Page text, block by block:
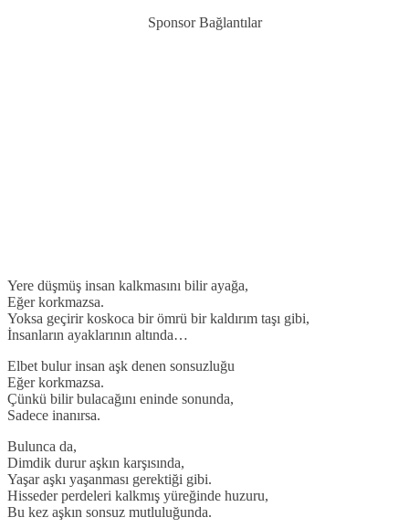
Sponsor Bağlantılar
Yere düşmüş insan kalkmasını bilir ayağa,
Eğer korkmazsa.
Yoksa geçirir koskoca bir ömrü bir kaldırım taşı gibi,
İnsanların ayaklarının altında…
Elbet bulur insan aşk denen sonsuzluğu
Eğer korkmazsa.
Çünkü bilir bulacağını eninde sonunda,
Sadece inanırsa.
Bulunca da,
Dimdik durur aşkın karşısında,
Yaşar aşkı yaşanması gerektiği gibi.
Hisseder perdeleri kalkmış yüreğinde huzuru,
Bu kez aşkın sonsuz mutluluğunda.